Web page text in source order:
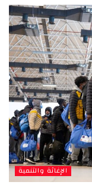
الإغاثة والتنمية